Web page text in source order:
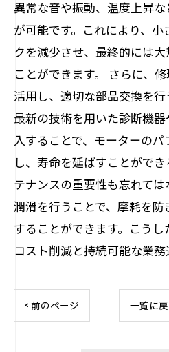
異常な音や振動、温度上昇
が可能です。これにより、
クを減少させ、最終的には
ことができます。 さらに、
活用し、適切な部品交換を行
最新の技術を用いた診断機
入することで、モーターの
し、寿命を延ばすことがで
テナンスの重要性も忘れて
潤滑を行うことで、摩耗を
することができます。こう
コスト削減と持続可能な業務
< 前のページ 一覧に